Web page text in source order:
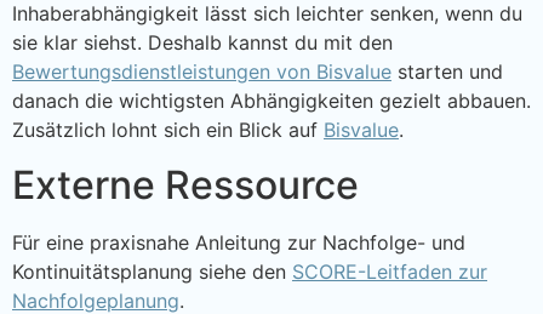
Inhaberabhängigkeit lässt sich leichter senken, wenn du
sie klar siehst. Deshalb kannst du mit den
Bewertungsdienstleistungen von Bisvalue starten und
danach die wichtigsten Abhängigkeiten gezielt abbauen.
Zusätzlich lohnt sich ein Blick auf Bisvalue.
Externe Ressource
Für eine praxisnahe Anleitung zur Nachfolge- und
Kontinuitätsplanung siehe den SCORE-Leitfaden zur
Nachfolgeplanung.